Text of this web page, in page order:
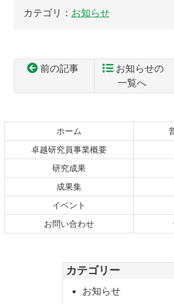
カテゴリ： お知らせ
前の記事
お知らせの
一覧へ
ン
ツ
先
の
先
る
ホーム
卓越研究員事業概要
研究成果
成果集
イベント
お問い合わせ
カテゴリー
お知らせ